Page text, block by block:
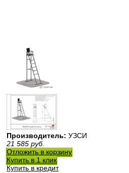
Производитель: УЗСИ
21 585 руб.
Отложить в корзину
Купить в 1 клик
Купить в кредит